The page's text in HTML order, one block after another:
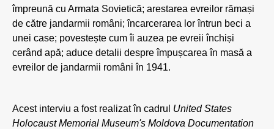
împreună cu Armata Sovietică; arestarea evreilor rămași
de către jandarmii români; încarcerarea lor întrun beci a
unei case; povestește cum îi auzea pe evreii închiși
cerând apă; aduce detalii despre împușcarea în masă a
evreilor de jandarmii români în 1941.
Acest interviu a fost realizat în cadrul United States
Holocaust Memorial Museum's Moldova Documentation